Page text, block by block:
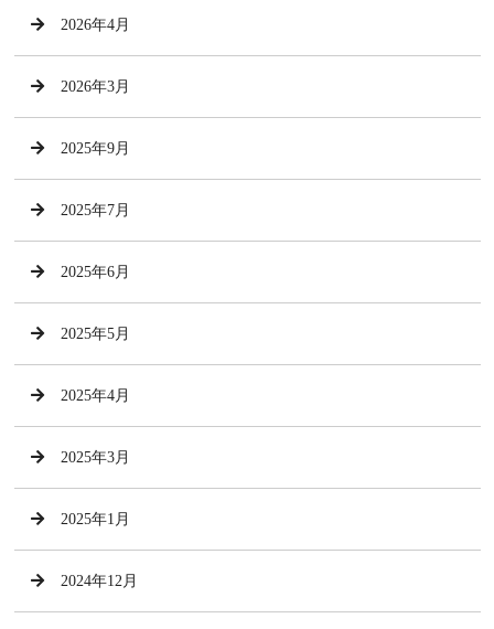
2026年4月
2026年3月
2025年9月
2025年7月
2025年6月
2025年5月
2025年4月
2025年3月
2025年1月
2024年12月